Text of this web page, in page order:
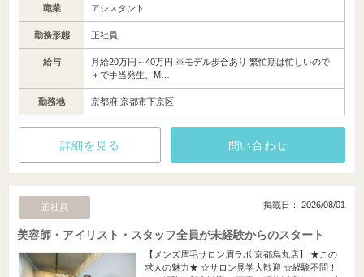
職業 アシスタント
勤務形態 正社員
給与
月給20万円～40万円 ※モデル歩合あり 繁忙期は忙しいので
＋で手当発生、M…
勤務地 京都府 京都市下京区
詳細を見る 問い合わせ
正社員 掲載日： 2026/08/01
美容師・アイリスト・スタッフ全員が未経験からのスタート
【メンズ眉毛サロン眉ラボ 京都烏丸店】 ★この
求人の魅力★ ☆サロン見学大歓迎 ☆経験不問！